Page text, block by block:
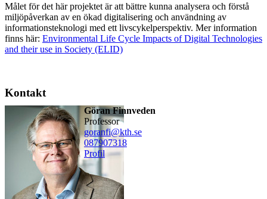
Målet för det här projektet är att bättre kunna analysera och förstå
miljöpåverkan av en ökad digitalisering och användning av
informationsteknologi med ett livscykelperspektiv. Mer information
finns här: Environmental Life Cycle Impacts of Digital Technologies
and their use in Society (ELID)
Kontakt
Göran Finnveden
professor
goranfi@kth.se
087907318
Profil